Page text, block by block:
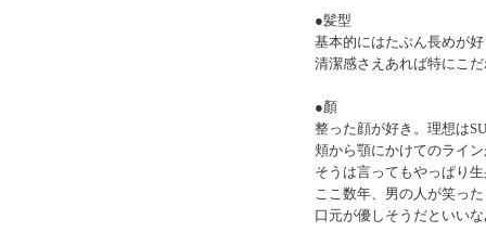
●髪型
基本的にはたぶん長めが
清潔感さえあれば特にこ
●顏
整った顔が好き。理想は
頬から顎にかけてのライ
そうは言ってもやっぱり
ここ数年、男の人が笑っ
口元が優しそうだといい